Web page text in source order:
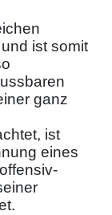
ist somit
ganz
ist
eines